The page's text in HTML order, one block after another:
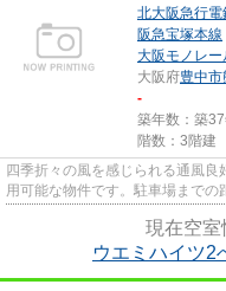
北大阪急行電
阪急宝塚本線
大阪モノレー
大阪府豊中市
-
築年数：築
階数：3階建
四季折々の風を感じられる通風
用可能な物件です。駐車場まで
現在空室
ウエミハイツ2